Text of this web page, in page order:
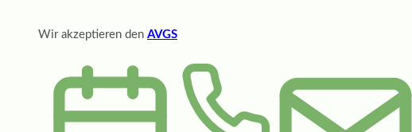
Wir akzeptieren den AVGS